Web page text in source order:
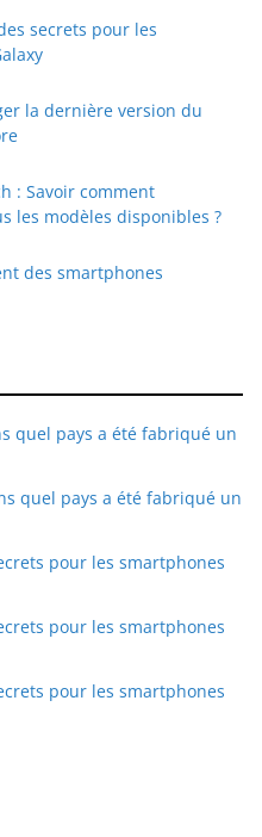
secrets pour les
la dernière version du
: Savoir comment
les modèles disponibles ?
des smartphones
quel pays a été fabriqué un
quel pays a été fabriqué un
pour les smartphones
pour les smartphones
pour les smartphones